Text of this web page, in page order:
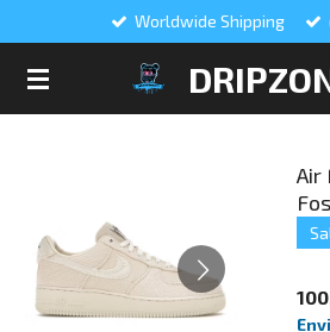
Worldwide Shipping
Air